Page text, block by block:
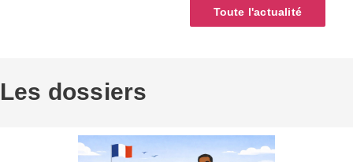
Toute l'actualité
Les dossiers